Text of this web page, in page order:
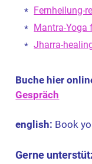
Fernheilung-
Mantra-Yoga
Jharra-
Buche hier
Gespräch
english: Book
Gerne